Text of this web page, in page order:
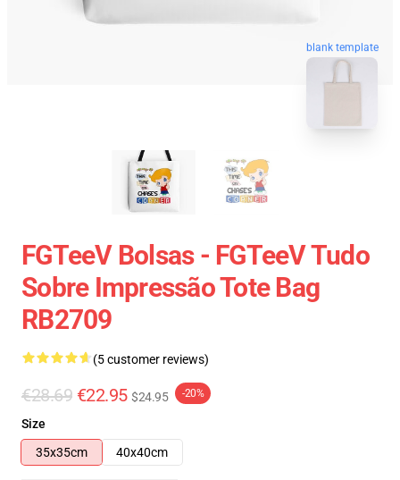
blank template
FGTeeV Bolsas - FGTeeV Tudo
Sobre Impressão Tote Bag
RB2709
(5 customer reviews)
€28.69 €22.95 $24.95 -20%
Size
35x35cm
40x40cm